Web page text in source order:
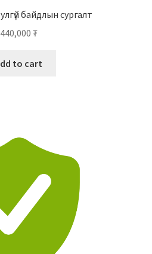
байдлын сургалт
440,000 ₮
to cart